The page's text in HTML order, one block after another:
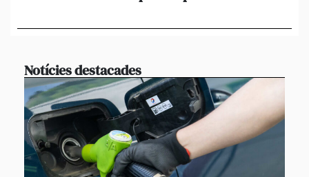
Notícies destacades